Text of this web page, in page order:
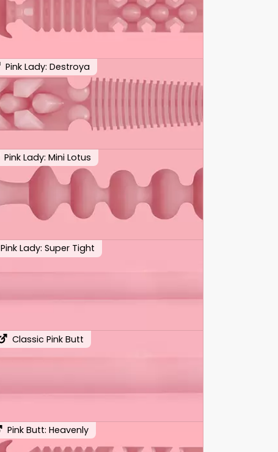
Pink Lady: Destroya
Pink Lady: Mini Lotus
Pink Lady: Super Tight
Classic Pink Butt
Pink Butt: Heavenly